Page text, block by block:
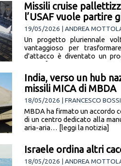
Missili cruise
l’USAF vuole partire
19/05/2026 | ANDREA
Un progetto pluriennale
vantaggioso per
d'attacco è diventato un
notizia]
India, verso un hub
missili MICA di MBDA
18/05/2026 | FRANCESCO BOSSI
MBDA ha firmato un accordo
di un centro dedicato alla
aria-aria… [leggi la notizia]
Israele ordina altri
18/05/2026 | ANDREA